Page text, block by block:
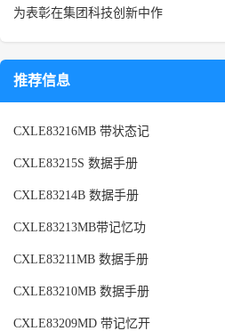
为表彰在集团科技创新中作
推荐信息
CXLE83216MB 带状态记
CXLE83215S 数据手册
CXLE83214B 数据手册
CXLE83213MB带记忆功
CXLE83211MB 数据手册
CXLE83210MB 数据手册
CXLE83209MD 带记忆开